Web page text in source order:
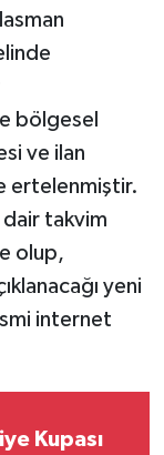
bölgesel
ve ilan
ertelenmiştir.
dair takvim
olup,
yeni
internet
Kupası